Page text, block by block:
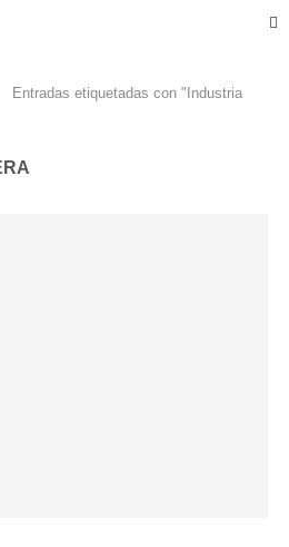
Entradas etiquetadas con "Industria